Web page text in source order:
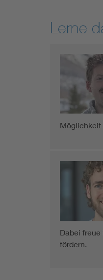
Lerne
Möglichkeit
Dabei
fördern.